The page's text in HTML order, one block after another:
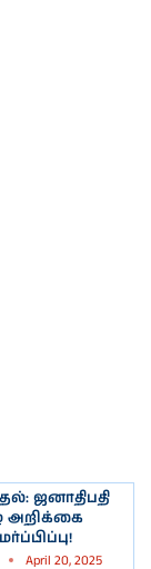
ஜனாதிபதி
அறிக்கை
April 20, 2025